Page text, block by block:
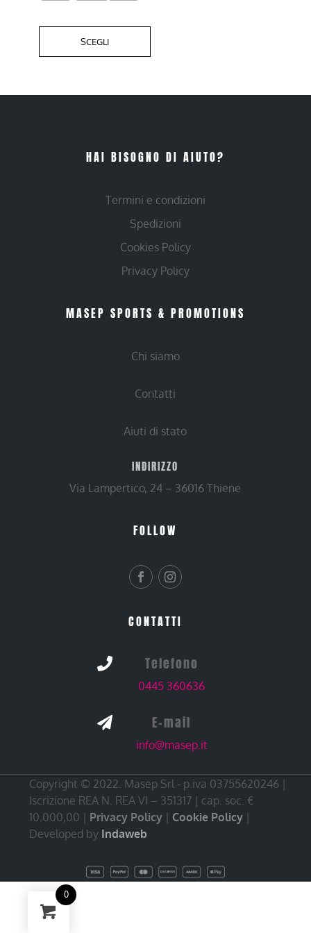
SCEGLI
HAI BISOGNO DI AIUTO?
Termini e condizioni
Spedizioni
Cookies Policy
Privacy Policy
MASEP SPORTS & PROMOTIONS
Chi siamo
Contatti
Aiuti di stato
INDIRIZZO
Via Lampertico, 24 – 36016 Thiene
FOLLOW
CONTATTI
 Telefono
0445 360636
 E-mail
info@masep.it
Copyright © 2022. Masep Srl - p.iva 03755620246 |
Iscrizione REA N. REA VI – 351317 | cap. soc. €
10.000,00 | Privacy Policy | Cookie Policy |
Developed by Indaweb
0